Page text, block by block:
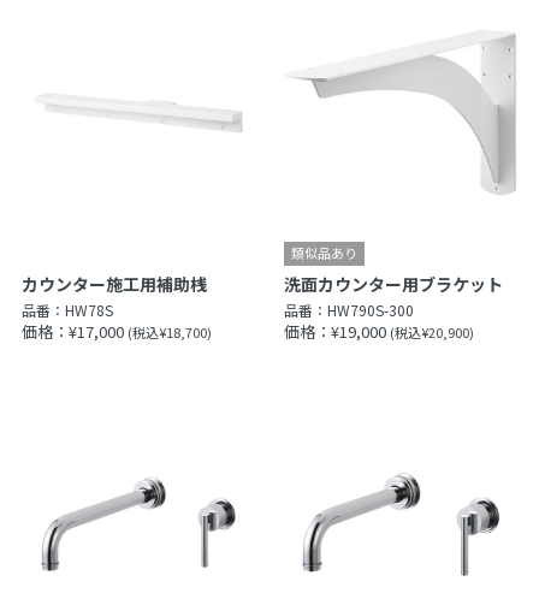
カウンター施工用補助桟
品番： HW78S
価格：¥17,000 (税込¥18,700)
洗面カウンター用ブラケット
品番：HW790S-300
価格：¥19,000 (税込¥20,900)